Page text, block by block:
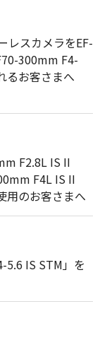
レスカメラをEF-
300mm F4-
るお客さまへ
F2.8L IS II
F4L IS II
用のお客さまへ
5.6 IS STM」を